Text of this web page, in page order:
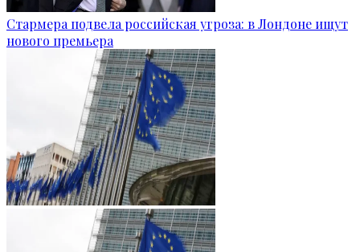
Стармера подвела российская угроза: в Лондоне ищут
нового премьера